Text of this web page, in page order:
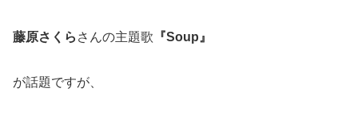
藤原さくら さんの主題歌 『Soup』
が話題ですが、